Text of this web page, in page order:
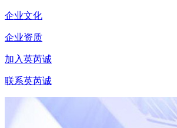
企业文化
企业资质
加入英芮诚
联系英芮诚